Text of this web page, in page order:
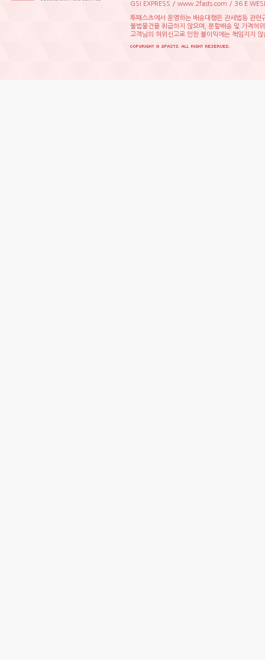
GSIEXPRESS/www.2fasts.com/
투패스츠에서운영하는배송대행은관세법등관련
불법물건을취급하지않으며,분할배송및가격허
고객님의허위신고로인한불이익에는책임지지않